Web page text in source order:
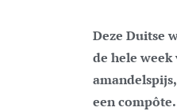
Deze Duitse weihnachtsstolle is ideaal om in het weekend te maken – zo geniet je
de hele
een compôte.